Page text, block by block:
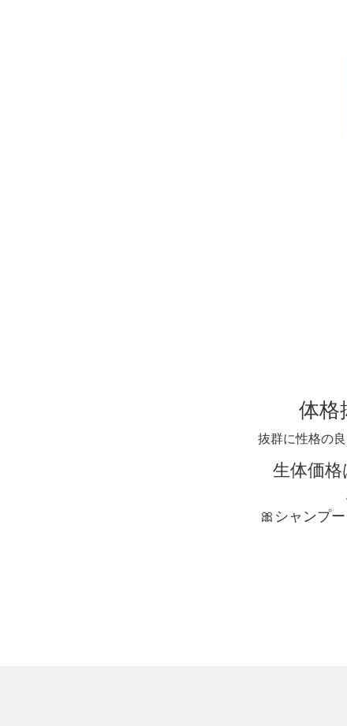
体格
抜群に性格の
生体価
🎀シャンプ